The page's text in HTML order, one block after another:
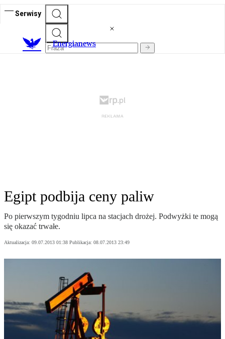
Serwisy
Energianews
Egipt podbija ceny paliw
Po pierwszym tygodniu lipca na stacjach drożej. Podwyżki te mogą
się okazać trwałe.
Aktualizacja: 09.07.2013 01:38 Publikacja: 08.07.2013 23:49